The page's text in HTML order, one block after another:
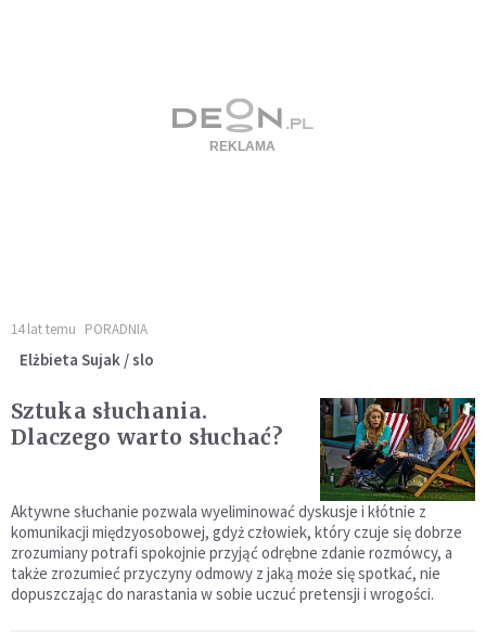
14 lat temu PORADNIA
Elżbieta Sujak / slo
Sztuka słuchania.
Dlaczego warto słuchać?
Aktywne słuchanie pozwala wyeliminować dyskusje i kłótnie z
komunikacji międzyosobowej, gdyż człowiek, który czuje się dobrze
zrozumiany potrafi spokojnie przyjąć odrębne zdanie rozmówcy, a
także zrozumieć przyczyny odmowy z jaką może się spotkać, nie
dopuszczając do narastania w sobie uczuć pretensji i wrogości.